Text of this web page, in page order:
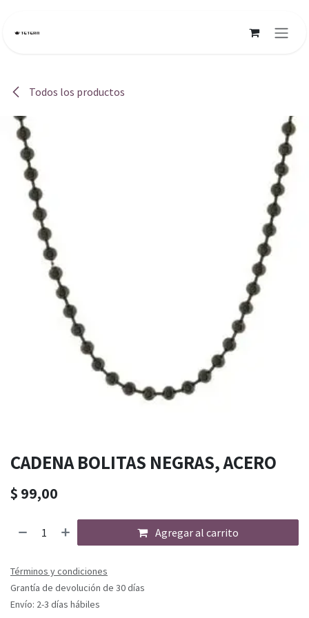
Todos los productos
CADENA BOLITAS NEGRAS, ACERO
$ 99,00
Agregar al carrito
Términos y condiciones
Grantía de devolución de 30 días
Envío: 2-3 días hábiles